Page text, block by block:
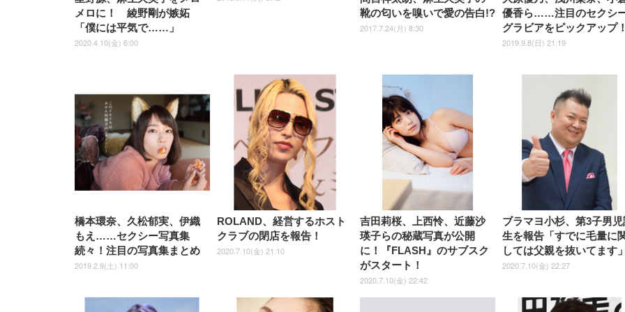
メロに！ 綾野剛が嫉妬
「僕には平気で……」
2020.4.10(金) 6:00
靴の匂いを嗅いで愛の告白!?
2017.7.24(月) 8:30
優香ら……注目のセクシ
グラビアをピックアップ！
2019.9.8(日) 21:19
橋本環奈、久松郁実、伊織
もえ……セクシー写真集
続々！注目の写真集まとめ
2019.2.9(土) 11:00
ROLAND、経営するホスト
クラブの閉店を報告！
2020.7.10(金) 21:10
吉田莉桜、上西怜、近藤沙
瑛子らの秘蔵写真が公開
に！『FLASH』のサブスク
がスタート！
2020.7.10(金) 22:42
ブラマヨ小杉、第3子男児
生を報告「すでに毛量に
しては父親を抜いてます」
2020.7.10(金) 22:27